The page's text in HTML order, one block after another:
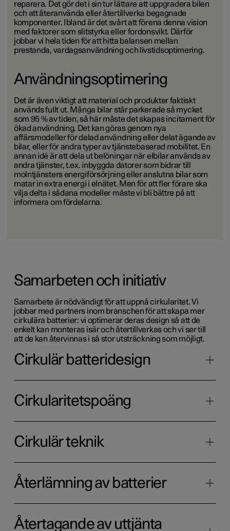
reparera. Det gör det i sin tur lättare att uppgradera bilen
och att återanvända eller återtillverka begagnade
komponenter. Ibland är det svårt att förena denna vision
med faktorer som slitstyrka eller fordonsvikt. Därför
jobbar vi hela tiden för att hitta balansen mellan
prestanda, vardagsanvändning och livstidsoptimering.
Användningsoptimering
Det är även viktigt att material och produkter faktiskt
används fullt ut. Många bilar står parkerade så mycket
som 95 % av tiden, så här måste det skapas incitament för
ökad användning. Det kan göras genom nya
affärsmodeller för delad användning eller delat ägande av
bilar, eller för andra typer av tjänstebaserad mobilitet. En
annan idé är att dela ut belöningar när elbilar används av
andra tjänster, t.ex. inbyggda datorer som bidrar till
molntjänsters energiförsörjning eller anslutna bilar som
matar in extra energi i elnätet. Men för att fler förare ska
vilja delta i sådana modeller måste vi bli bättre på att
informera om fördelarna.
Samarbeten och initiativ
Samarbete är nödvändigt för att uppnå cirkularitet. Vi
jobbar med partners inom branschen för att skapa mer
cirkulära batterier: vi optimerar deras design så att de
enkelt kan monteras isär och återtillverkas och vi ser till
att de kan återvinnas i så stor utsträckning som möjligt.
Cirkulär batteridesign
Cirkularitetspoäng
Cirkulär teknik
Återlämning av batterier
Återtagande av uttjänta